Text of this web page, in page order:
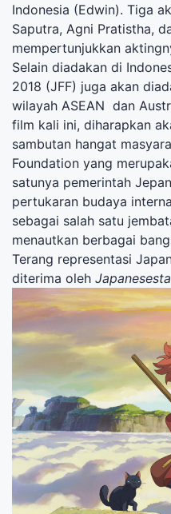
Indonesia (Edwin). Tiga
Saputra, Agni Pratistha,
mempertunjukkan
Selain diadakan di
2018 (JFF) juga akan
wilayah ASEAN dan
film kali ini, diharapkan
sambutan hangat
Foundation yang
satunya pemerintah
pertukaran budaya
sebagai salah satu
menautkan berbagai
Terang representasi
diterima oleh